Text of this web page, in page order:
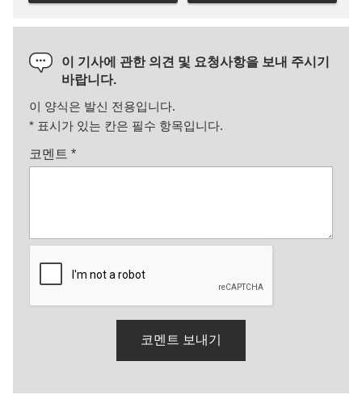
이 기사에 관한 의견 및 요청사항을 보내 주시기
바랍니다.
이 양식은 발신 전용입니다.
* 표시가 있는 칸은 필수 항목입니다.
코멘트 *